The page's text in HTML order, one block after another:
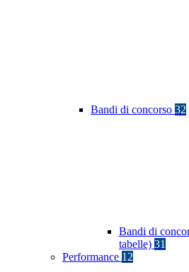
Bandi di concorso 32
Bandi di
tabelle) 31
Performance 12